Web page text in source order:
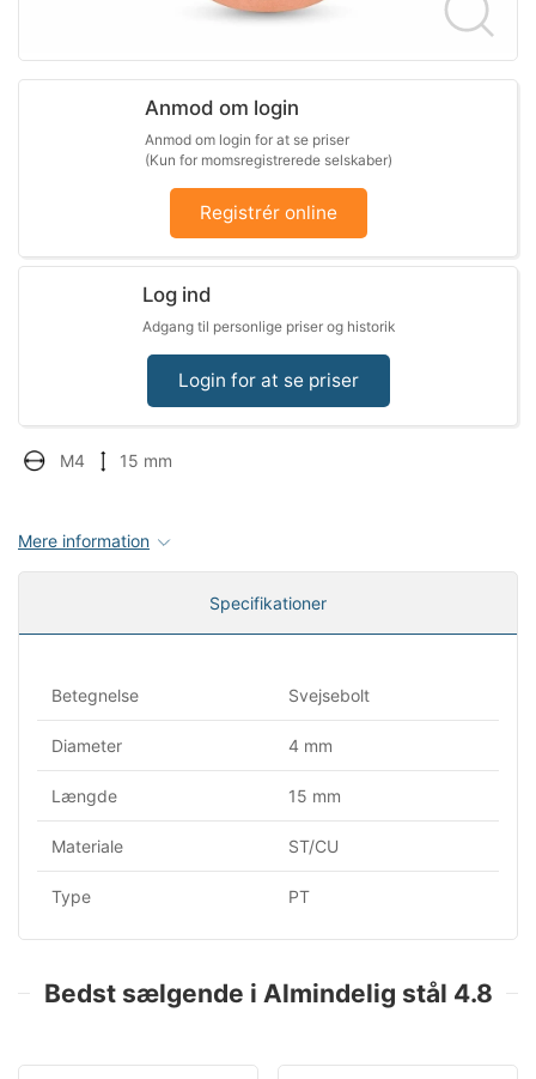
Anmod om login
Anmod om login for at se priser
(Kun for momsregistrerede selskaber)
Registrér online
Log ind
Adgang til personlige priser og historik
Login for at se priser
M4 15 mm
Mere information
Specifikationer
Betegnelse Svejsebolt
Diameter 4 mm
Længde 15 mm
Materiale ST/CU
Type PT
Bedst sælgende i Almindelig stål 4.8